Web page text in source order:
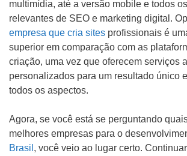
multimídia, até a versão mobile e todos
relevantes de SEO e marketing digital.
empresa que cria sites profissionais é
superior em comparação com as
criação, uma vez que oferecem serviços
personalizados para um resultado único
todos os aspectos.
Agora, se você está se perguntando
melhores empresas para o
Brasil , você veio ao lugar certo.
ENVIAR